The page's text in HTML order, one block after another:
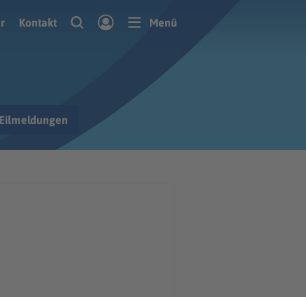
Kontakt Menü
Eilmeldungen